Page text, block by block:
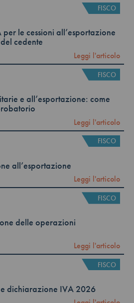
FISCO
le cessioni all’esportazione
cedente
Leggi l'articolo
FISCO
e all’esportazione: come
Leggi l'articolo
FISCO
all’esportazione
Leggi l'articolo
FISCO
delle operazioni
Leggi l'articolo
FISCO
dichiarazione IVA 2026